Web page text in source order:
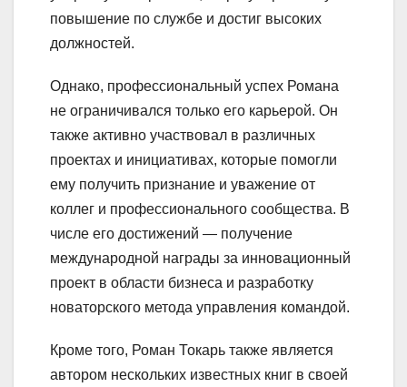
повышение по службе и достиг высоких
должностей.
Однако, профессиональный успех Романа
не ограничивался только его карьерой. Он
также активно участвовал в различных
проектах и инициативах, которые помогли
ему получить признание и уважение от
коллег и профессионального сообщества. В
числе его достижений — получение
международной награды за инновационный
проект в области бизнеса и разработку
новаторского метода управления командой.
Кроме того, Роман Токарь также является
автором нескольких известных книг в своей